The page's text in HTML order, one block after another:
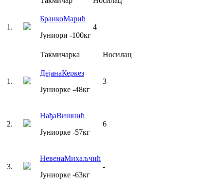
1 .
БранкоМарић
Јуниори -100кг
4
Такмичарка Носилац
1 .
ДејанаКеркез
Јуниорке -48кг
3
2.
НађаВишнић
Јуниорке -57кг
6
3.
НевенаМихаљчић
Јуниорке -63кг
-